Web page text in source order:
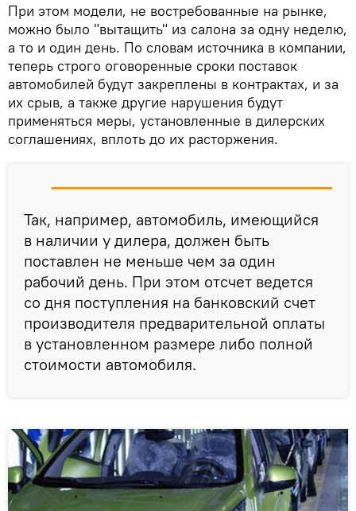
При этом модели, не востребованные на рынке,
можно было "вытащить" из салона за одну неделю,
а то и один день. По словам источника в компании,
теперь строго оговоренные сроки поставок
автомобилей будут закреплены в контрактах, и за
их срыв, а также другие нарушения будут
применяться меры, установленные в дилерских
соглашениях, вплоть до их расторжения.
Так, например, автомобиль, имеющийся
в наличии у дилера, должен быть
поставлен не меньше чем за один
рабочий день. При этом отсчет ведется
со дня поступления на банковский счет
производителя предварительной оплаты
в установленном размере либо полной
стоимости автомобиля.